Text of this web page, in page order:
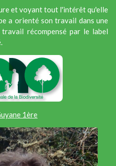
et voyant tout l'intérêt qu'elle
a orienté son travail dans une
récompensé par le label
1ère